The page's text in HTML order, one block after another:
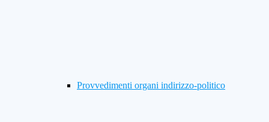
Provvedimenti organi indirizzo-politico